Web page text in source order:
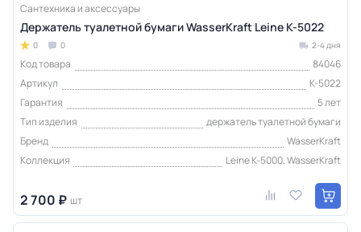
Сантехника и аксессуары
Держатель туалетной бумаги WasserKraft Leine K-5022
0 0 2-4 дня
Код товара
84046
Артикул
K-5022
Гарантия
5 лет
Тип изделия
держатель туалетной бумаги
Бренд
WasserKraft
Коллекция
Leine K-5000, WasserKraft
2 700 ₽ шт